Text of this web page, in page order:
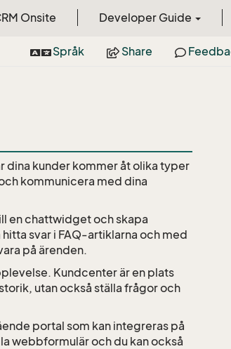
Onsite Developer Guide
Språk Share
kunder kommer åt olika typer
kommunicera med dina
en chattwidget och skapa
svar i FAQ-artiklarna och med
på ärenden.
Kundcenter är en plats
utan också ställa frågor och
portal som kan integreras på
webbformulär och du kan också